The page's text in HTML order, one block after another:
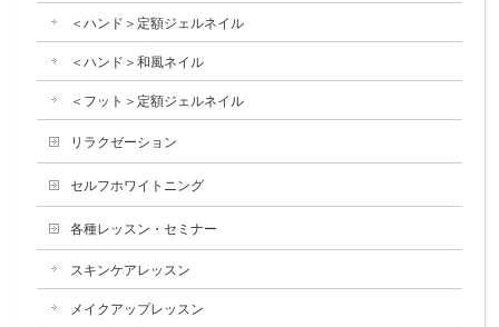
＜ハンド＞定額ジェルネイル
＜ハンド＞和風ネイル
＜フット＞定額ジェルネイル
リラクゼーション
セルフホワイトニング
各種レッスン・セミナー
スキンケアレッスン
メイクアップレッスン